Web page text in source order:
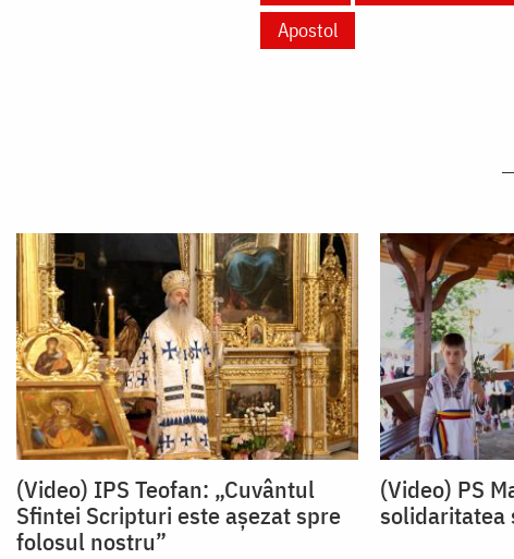
Apostol
(Video) IPS Teofan: „Cuvântul
Sfintei Scripturi este așezat spre
folosul nostru”
(Video) PS
solidaritatea